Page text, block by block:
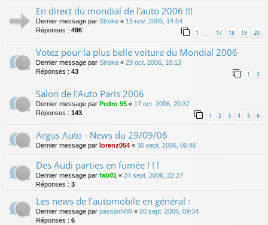
En direct du mondial de l'auto 2006 !!!
Dernier message par Stroke « 15 nov. 2006, 14:54
Réponses : 496 1 … 17 18 19 20
Votez pour la plus belle voiture du Mondial 2006
Dernier message par Stroke « 29 oct. 2006, 10:13
Réponses : 43 1 2
Salon de l'Auto Paris 2006
Dernier message par Pedro 95 « 17 oct. 2006, 20:37
Réponses : 143 1 2 3 4 5 6
Argus Auto - News du 29/09/06
Dernier message par lorenz054 « 30 sept. 2006, 00:46
Des Audi parties en fumée ! ! !
Dernier message par fab01 « 24 sept. 2006, 22:27
Réponses : 3
Les news de l'automobile en général :
Dernier message par passionVW« 20 sept. 2006, 09:34
Réponses : 6